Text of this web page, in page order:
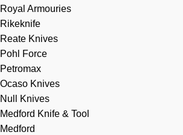
Royal Armouries
Rikeknife
Reate Knives
Pohl Force
Petromax
Ocaso Knives
Null Knives
Medford Knife & Tool
Medford